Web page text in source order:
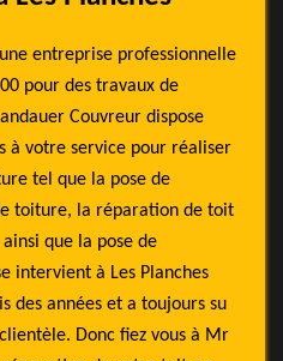
entreprise professionnelle
pour des travaux de
Couvreur dispose
à votre service pour réaliser
tel que la pose de
toiture, la réparation de toit
que la pose de
intervient à Les Planches
des années et a toujours su
Donc fiez vous à Mr